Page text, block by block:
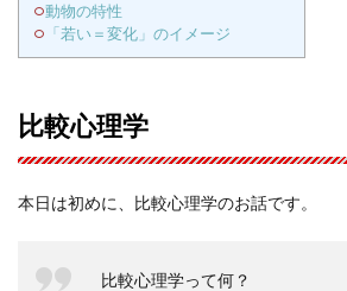
動物の特性
「若い＝変化」のイメージ
比較心理学
本日は初めに、比較心理学のお話です。
比較心理学って何？